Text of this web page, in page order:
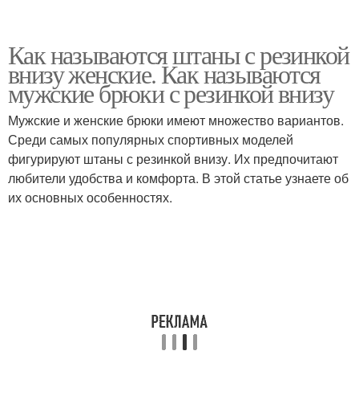
Как называются штаны с резинкой
внизу женские. Как называются
мужские брюки с резинкой внизу
Мужские и женские брюки имеют множество вариантов.
Среди самых популярных спортивных моделей
фигурируют штаны с резинкой внизу. Их предпочитают
любители удобства и комфорта. В этой статье узнаете об
их основных особенностях.